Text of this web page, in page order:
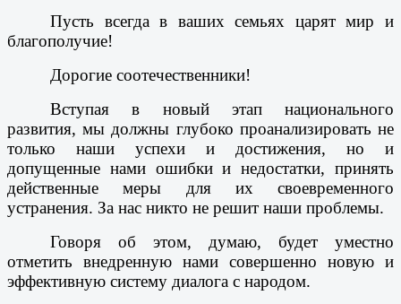
Пусть всегда в ваших семьях царят мир и
благополучие!
Дорогие соотечественники!
Вступая в новый этап национального
развития, мы должны глубоко проанализировать не
только наши успехи и достижения, но и
допущенные нами ошибки и недостатки, принять
действенные меры для их своевременного
устранения. За нас никто не решит наши проблемы.
Говоря об этом, думаю, будет уместно
отметить внедренную нами совершенно новую и
эффективную систему диалога с народом.